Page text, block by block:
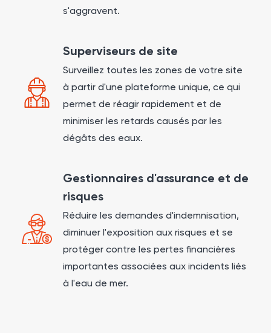
s'aggravent.
Superviseurs de site
Surveillez toutes les zones de votre site
à partir d'une plateforme unique, ce qui
permet de réagir rapidement et de
minimiser les retards causés par les
dégâts des eaux.
Gestionnaires d'assurance et de
risques
Réduire les demandes d'indemnisation,
diminuer l'exposition aux risques et se
protéger contre les pertes financières
importantes associées aux incidents liés
à l'eau de mer.